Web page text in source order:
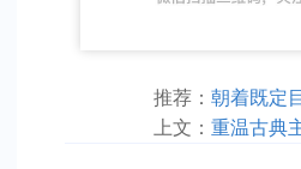
推荐： 朝着既定
上文： 重温古典